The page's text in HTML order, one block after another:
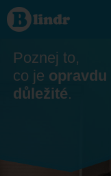
Seznamka -
On hledá ji
Jihomoravský
Poznej to,
co je opravdu
důležité.